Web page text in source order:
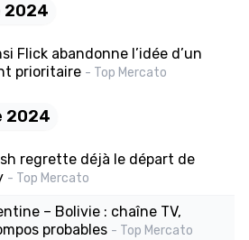
2024
Flick abandonne l’idée d’un
prioritaire - Top Mercato
2024
regrette déjà le départ de
- Top Mercato
– Bolivie : chaîne TV,
probables - Top Mercato